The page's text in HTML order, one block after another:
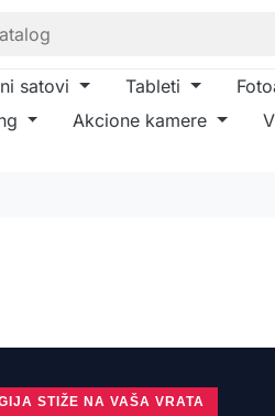
satovi Tableti
Akcione kamere
STIŽE NA VAŠA VRATA